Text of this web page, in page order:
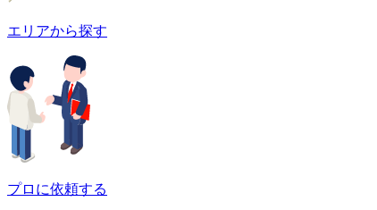
エリアから探す
プロに依頼する